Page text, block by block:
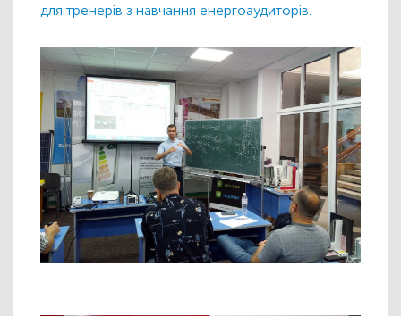
для тренерів з навчання енергоаудиторів.